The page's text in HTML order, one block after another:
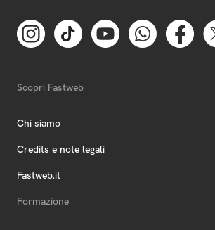
Scopri Fastweb
Chi siamo
Credits e note legali
Fastweb.it
Formazione